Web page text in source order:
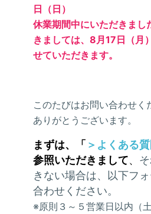
日（日）
休業期間中にいただきまし
きましては、8月17日（月
せていただきます。
このたびはお問い合わせく
ありがとうございます。
まずは、「 ＞よくある
参照いただきまして、
きない場合は、以下フ
合わせください。
※原則３～５営業日以内（